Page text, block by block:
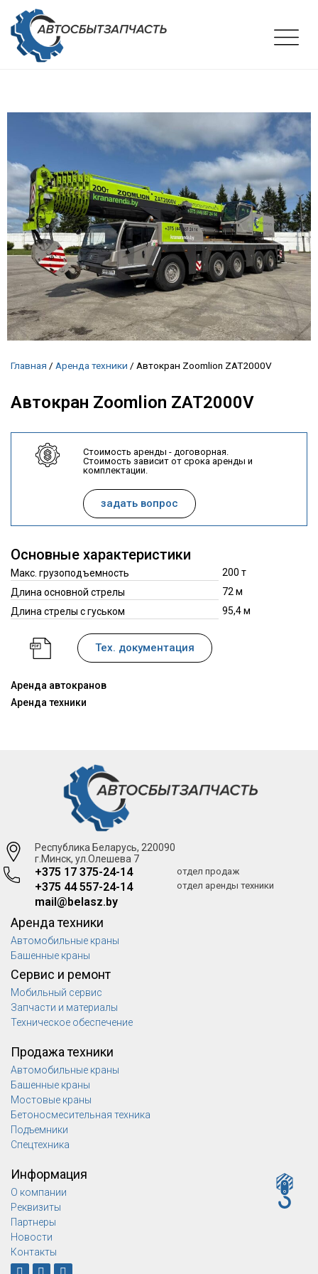
Главная / Аренда техники / Автокран Zoomlion ZAT2000V
Автокран Zoomlion ZAT2000V
Стоимость аренды - договорная.
Стоимость зависит от срока аренды и
комплектации.
задать вопрос
Основные характеристики
Макс. грузоподъемность
200 т
Длина основной стрелы
72 м
Длина стрелы с гуськом
95,4 м
Тех. документация
Аренда автокранов
Аренда техники
Республика Беларусь, 220090
г.Минск, ул.Олешева 7
+375 17 375-24-14
+375 44 557-24-14
mail@belasz.by
отдел продаж
отдел аренды техники
Аренда техники
Автомобильные краны
Башенные краны
Сервис и ремонт
Мобильный сервис
Запчасти и материалы
Техническое обеспечение
Продажа техники
Автомобильные краны
Башенные краны
Мостовые краны
Бетоносмесительная техника
Подъемники
Спецтехника
Информация
О компании
Реквизиты
Партнеры
Новости
Контакты